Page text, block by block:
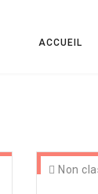
ACCUEIL
Non